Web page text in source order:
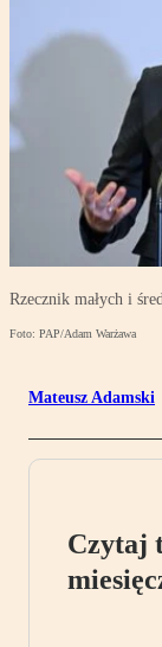
Rzecznik małych i
Foto: PAP/Adam Warżawa
Mateusz Adamski
Czytaj